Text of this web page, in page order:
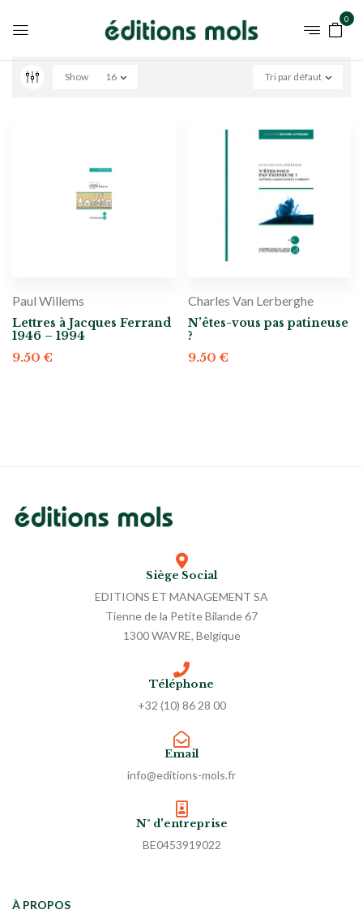
0
Tri par défaut
Show 16
Paul Willems
Lettres à Jacques Ferrand
1946 – 1994
9.50 €
Charles Van Lerberghe
N’êtes-vous pas patineuse
?
9.50 €
Siège Social
EDITIONS ET MANAGEMENT SA
Tienne de la Petite Bilande 67
1300 WAVRE, Belgique
Téléphone
+32 (10) 86 28 00
Email
info@editions-mols.fr
N° d'entreprise
BE0453919022
À PROPOS